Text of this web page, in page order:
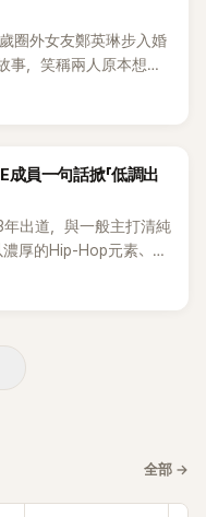
圈外女友鄭英琳步入婚
事，笑稱兩人原本想享
被路人認出，還一路替
員一句話掀「低調出
出道，與一般主打清純
厚的Hip-Hop元素、自
也融入美式街頭、塗
全部 →